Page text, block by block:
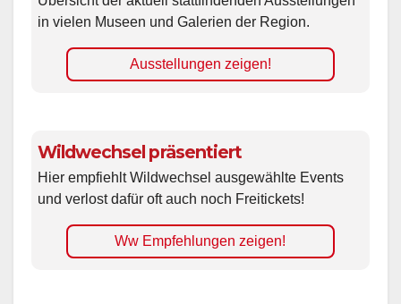
in vielen Museen und Galerien der Region.
Ausstellungen zeigen!
Wildwechsel präsentiert
Hier empfiehlt Wildwechsel ausgewählte Events
und verlost dafür oft auch noch Freitickets!
Ww Empfehlungen zeigen!